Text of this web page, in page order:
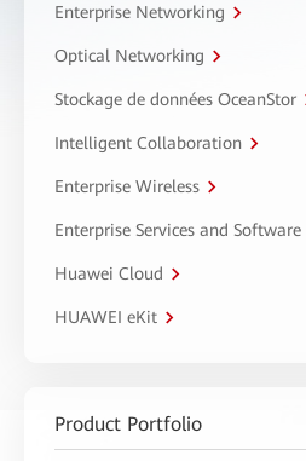
Enterprise Networking
Optical Networking
Stockage de données OceanStor
Intelligent Collaboration
Enterprise Wireless
Enterprise Services and Software
Huawei Cloud
HUAWEI eKit
Product Portfolio